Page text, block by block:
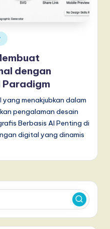
dengan
Paradigm
yang menakjubkan dalam
pengalaman desain
Berbasis AI Penting di
digital yang dinamis